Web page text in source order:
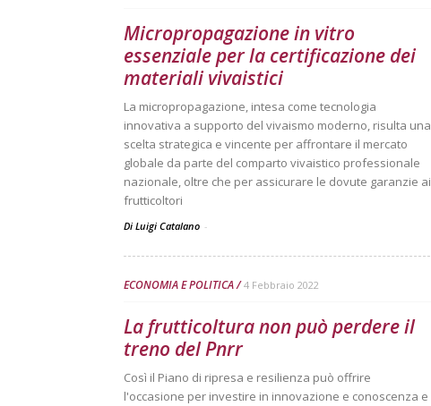
Micropropagazione in vitro
essenziale per la certificazione dei
materiali vivaistici
La micropropagazione, intesa come tecnologia
innovativa a supporto del vivaismo moderno, risulta una
scelta strategica e vincente per affrontare il mercato
globale da parte del comparto vivaistico professionale
nazionale, oltre che per assicurare le dovute garanzie ai
frutticoltori
Di Luigi Catalano -
ECONOMIA E POLITICA 4 Febbraio 2022
La frutticoltura non può perdere il
treno del Pnrr
Così il Piano di ripresa e resilienza può offrire
l'occasione per investire in innovazione e conoscenza e